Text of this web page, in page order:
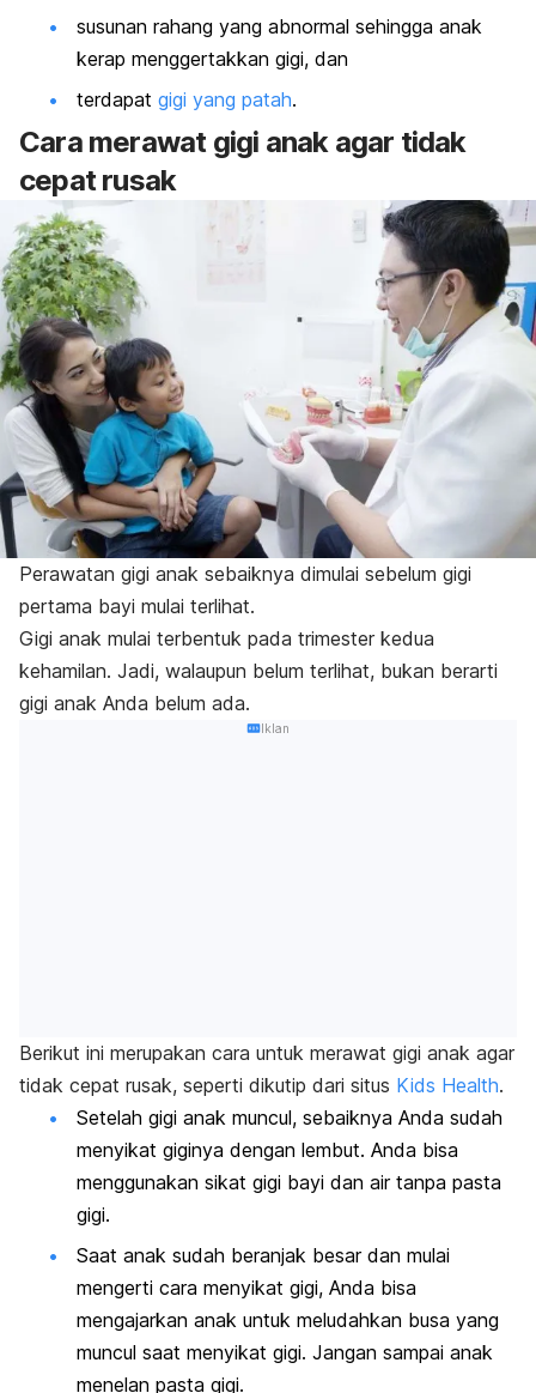
susunan rahang yang abnormal sehingga anak
kerap menggertakkan gigi, dan
terdapat gigi yang patah.
Cara merawat gigi anak agar tidak
cepat rusak
Perawatan gigi anak sebaiknya dimulai sebelum gigi
pertama bayi mulai terlihat.
Gigi anak mulai terbentuk pada trimester kedua
kehamilan. Jadi, walaupun belum terlihat, bukan berarti
gigi anak Anda belum ada.
Iklan
Berikut ini merupakan cara untuk merawat gigi anak agar
tidak cepat rusak, seperti dikutip dari situs Kids Health.
Setelah gigi anak muncul, sebaiknya Anda sudah
menyikat giginya dengan lembut. Anda bisa
menggunakan sikat gigi bayi dan air tanpa pasta
gigi.
Saat anak sudah beranjak besar dan mulai
mengerti cara menyikat gigi, Anda bisa
mengajarkan anak untuk meludahkan busa yang
muncul saat menyikat gigi. Jangan sampai anak
menelan pasta gigi.